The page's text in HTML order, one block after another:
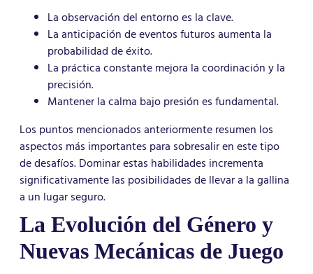
La observación del entorno es la clave.
La anticipación de eventos futuros aumenta la
probabilidad de éxito.
La práctica constante mejora la coordinación y la
precisión.
Mantener la calma bajo presión es fundamental.
Los puntos mencionados anteriormente resumen los
aspectos más importantes para sobresalir en este tipo
de desafíos. Dominar estas habilidades incrementa
significativamente las posibilidades de llevar a la gallina
a un lugar seguro.
La Evolución del Género y
Nuevas Mecánicas de Juego